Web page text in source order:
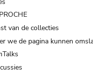
van de collecties
we de pagina kunnen